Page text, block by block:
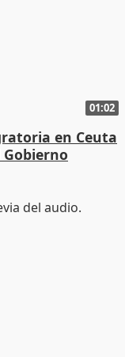
01:02
en Ceuta